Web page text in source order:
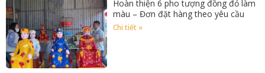
Hoàn thiện 6 pho tượng đồng đỏ làm
màu – Đơn đặt hàng theo yêu cầu
Chi tiết »